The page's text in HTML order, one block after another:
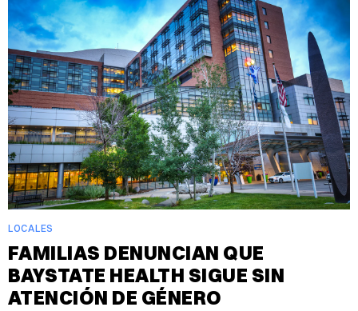
LOCALES
FAMILIAS DENUNCIAN QUE
BAYSTATE HEALTH SIGUE SIN
ATENCIÓN DE GÉNERO